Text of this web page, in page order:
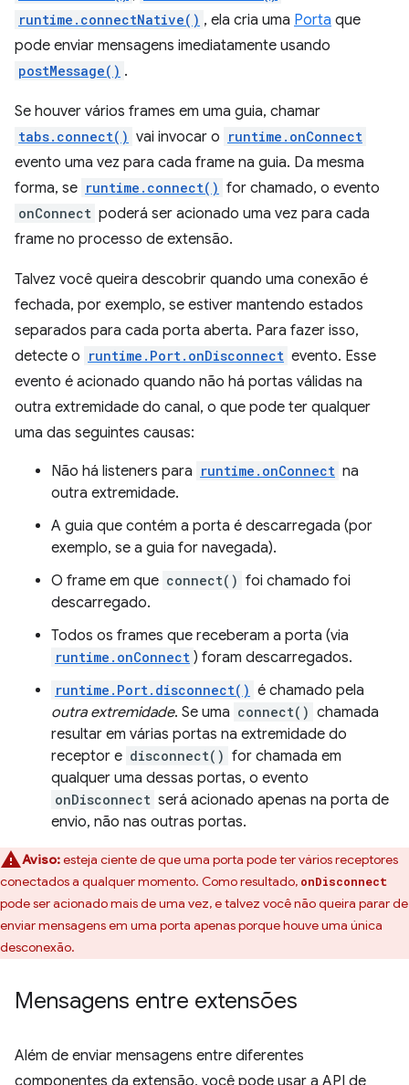
runtime.connectNative() , ela cria uma Porta que
pode enviar mensagens imediatamente usando
postMessage() .
Se houver vários frames em uma guia, chamar
tabs.connect() vai invocar o runtime.onConnect
evento uma vez para cada frame na guia. Da mesma
forma, se runtime.connect() for chamado, o evento
onConnect poderá ser acionado uma vez para cada
frame no processo de extensão.
Talvez você queira descobrir quando uma conexão é
fechada, por exemplo, se estiver mantendo estados
separados para cada porta aberta. Para fazer isso,
detecte o runtime.Port.onDisconnect evento. Esse
evento é acionado quando não há portas válidas na
outra extremidade do canal, o que pode ter qualquer
uma das seguintes causas:
Não há listeners para runtime.onConnect na
outra extremidade.
A guia que contém a porta é descarregada (por
exemplo, se a guia for navegada).
O frame em que connect() foi chamado foi
descarregado.
Todos os frames que receberam a porta (via
runtime.onConnect ) foram descarregados.
runtime.Port.disconnect() é chamado pela
outra extremidade. Se uma connect() chamada
resultar em várias portas na extremidade do
receptor e disconnect() for chamada em
qualquer uma dessas portas, o evento
onDisconnect será acionado apenas na porta de
envio, não nas outras portas.
Aviso:esteja ciente de que uma porta pode ter vários receptores
conectados a qualquer momento. Como resultado, onDisconnect
pode ser acionado mais de uma vez, e talvez você não queira parar de
enviar mensagens em uma porta apenas porque houve uma única
desconexão.
Mensagens entre extensões
Além de enviar mensagens entre diferentes
componentes da extensão, você pode usar a API de